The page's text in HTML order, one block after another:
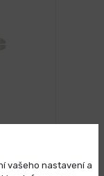
vašeho nastavení a